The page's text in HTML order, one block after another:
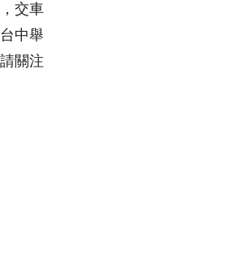
交車
中舉
關注